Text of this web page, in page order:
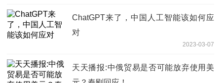
ChatGPT来了，中国人工智能该如何应
对
2023-03-07
天天播报:中俄贸易是否可能放弃使用美